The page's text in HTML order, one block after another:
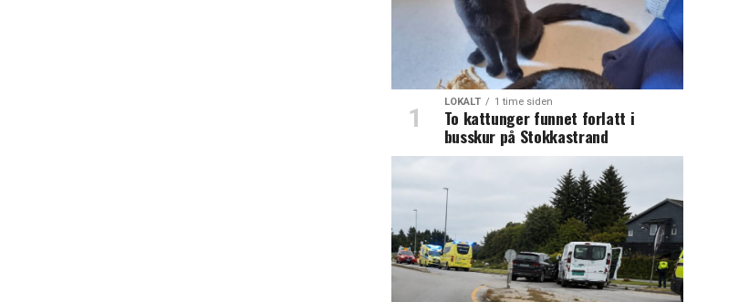
LOKALT 1 time siden
To kattunger funnet forlatt i
busskur på Stokkastrand